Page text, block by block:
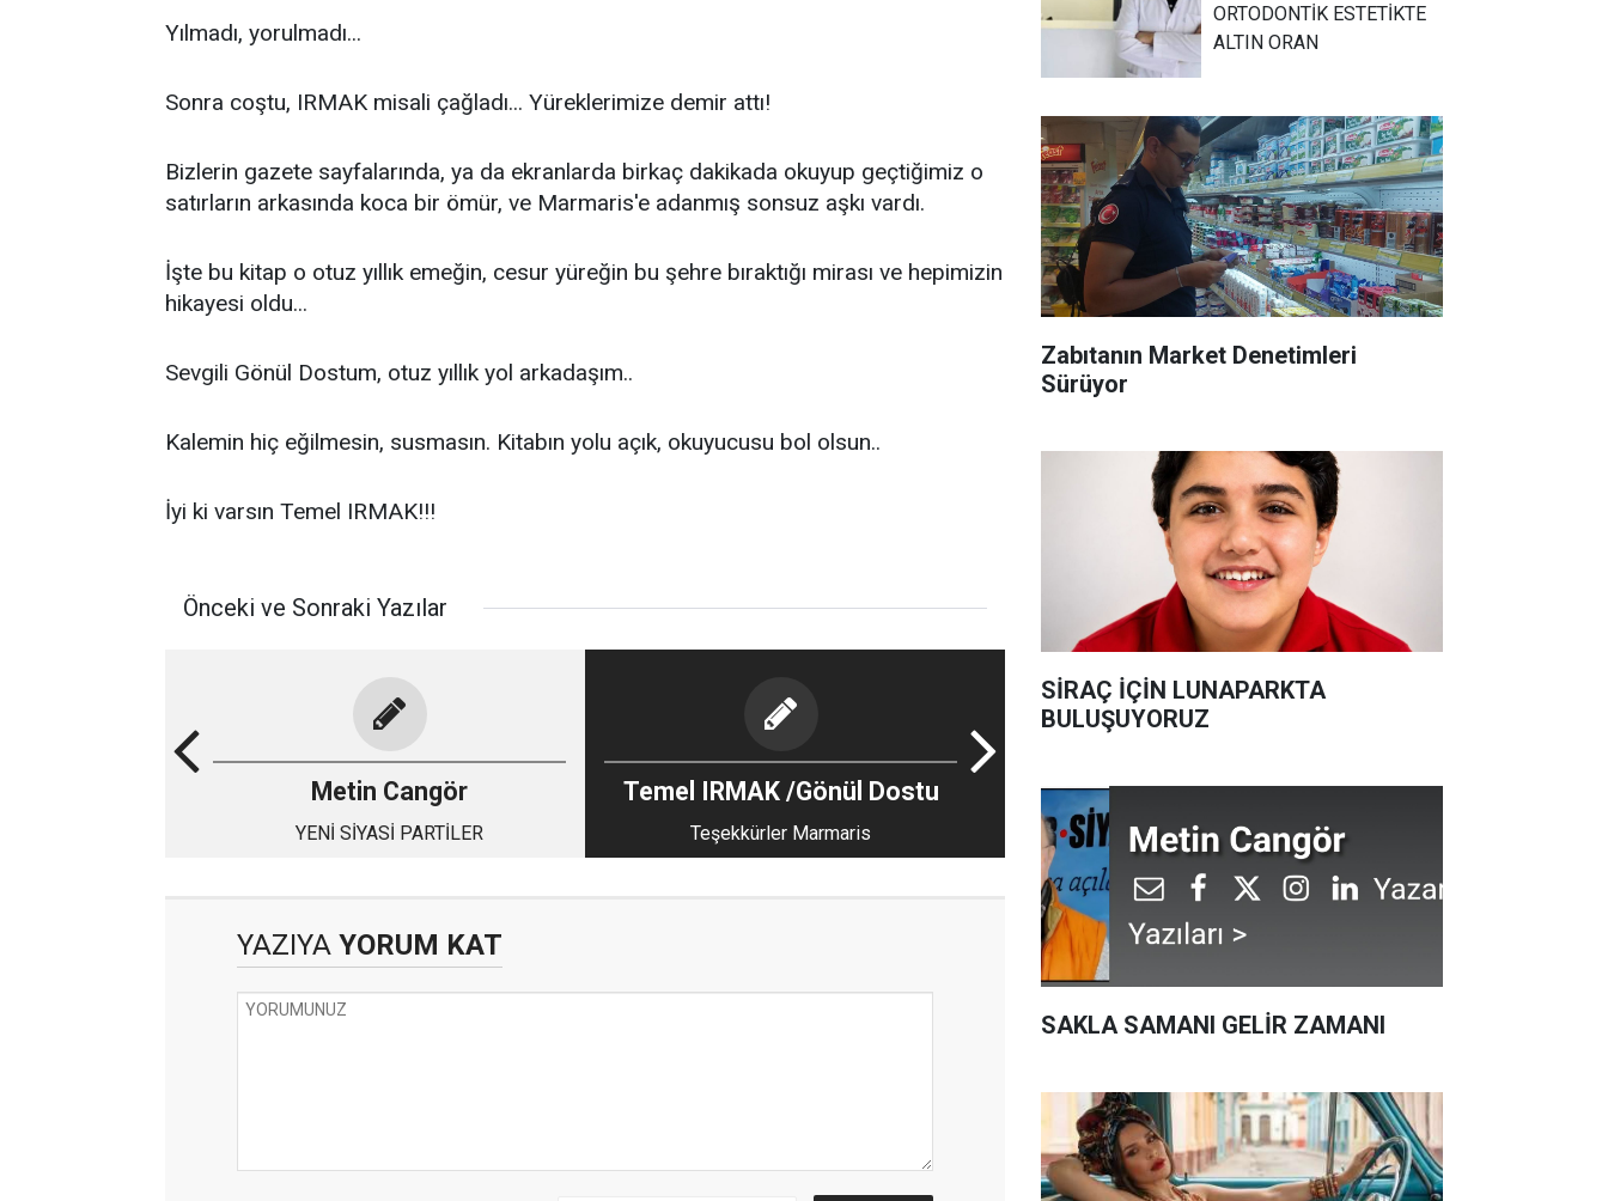
Yılmadı, yorulmadı...
Sonra coştu, IRMAK misali çağladı... Yüreklerimize demir attı!
Bizlerin gazete sayfalarında, ya da ekranlarda birkaç dakikada okuyup geçtiğimiz o
satırların arkasında koca bir ömür, ve Marmaris'e adanmış sonsuz aşkı vardı.
İşte bu kitap o otuz yıllık emeğin, cesur yüreğin bu şehre bıraktığı mirası ve hepimizin
hikayesi oldu...
Sevgili Gönül Dostum, otuz yıllık yol arkadaşım..
Kalemin hiç eğilmesin, susmasın. Kitabın yolu açık, okuyucusu bol olsun..
İyi ki varsın Temel IRMAK!!!
Önceki ve Sonraki Yazılar
Metin Cangör
YENİ SİYASİ PARTİLER
Temel IRMAK /Gönül Dostu
Teşekkürler Marmaris
YAZIYA YORUM KAT
ORTODONTİK ESTETİKTE
ALTIN ORAN
Zabıtanın Market Denetimleri
Sürüyor
SİRAÇ İÇİN LUNAPARKTA
BULUŞUYORUZ
SAKLA SAMANI GELİR ZAMANI